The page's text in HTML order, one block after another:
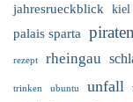
jahresrueckblick kiel
palais sparta
rezept rheingau
trinken ubuntu unfall